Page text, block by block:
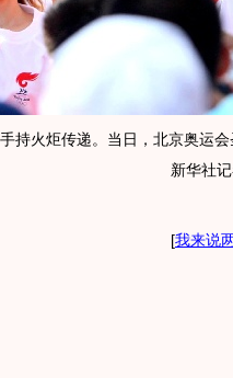
持火炬传递。当日，北京奥运
新华社
[我来说